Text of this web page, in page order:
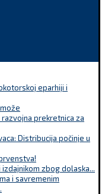
eparhiji i
prekretnica za
Distribucija počinje u
izdajnikom zbog dolaska...
i savremenim